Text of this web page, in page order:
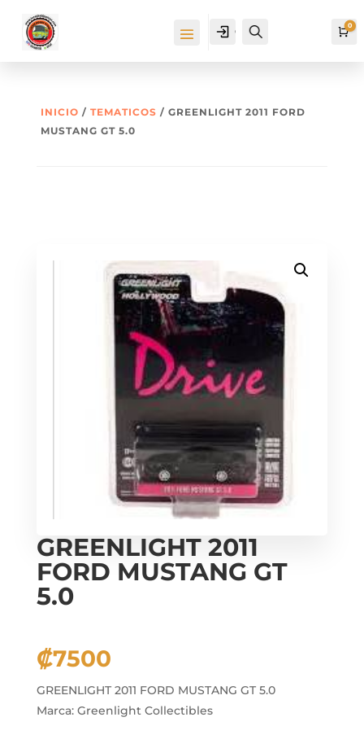
Cuenta 0
INICIO / TEMATICOS / GREENLIGHT 2011 FORD
MUSTANG GT 5.0
GREENLIGHT 2011
FORD MUSTANG GT
5.0
₡7500
GREENLIGHT 2011 FORD MUSTANG GT 5.0
Marca: Greenlight Collectibles